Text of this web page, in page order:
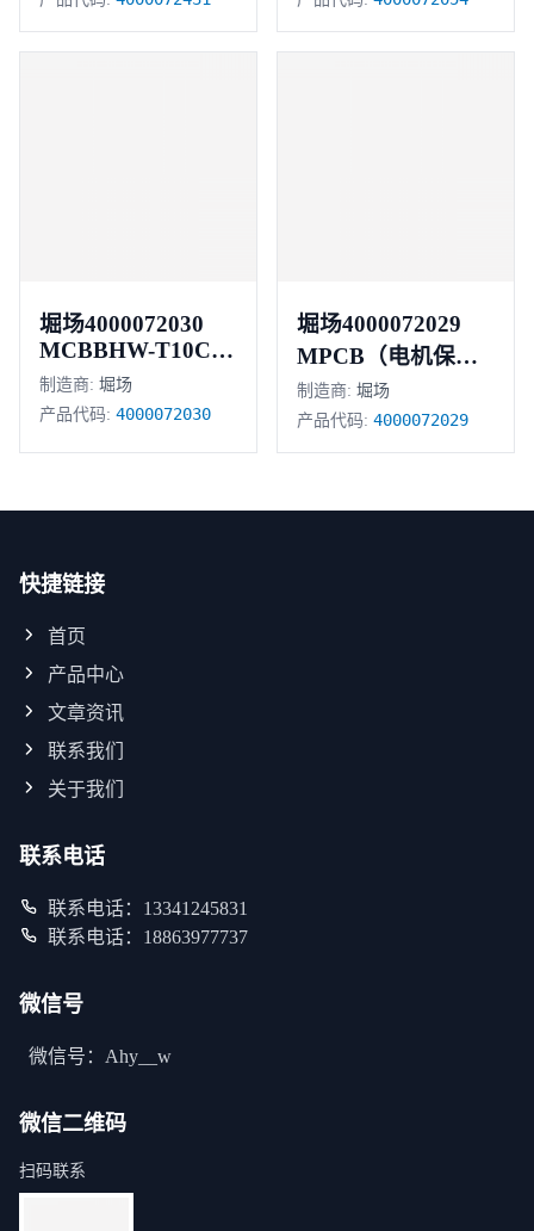
堀场4000072030
MCBBHW-T10C64
极 6安培
制造商: 堀场
产品代码: 4000072030
堀场4000072029
MPCB（电机保护
断路器）
制造商: 堀场
产品代码: 4000072029
快捷链接
首页
产品中心
文章资讯
联系我们
关于我们
联系电话
联系电话：13341245831
联系电话：18863977737
微信号
微信号：Ahy__w
微信二维码
扫码联系